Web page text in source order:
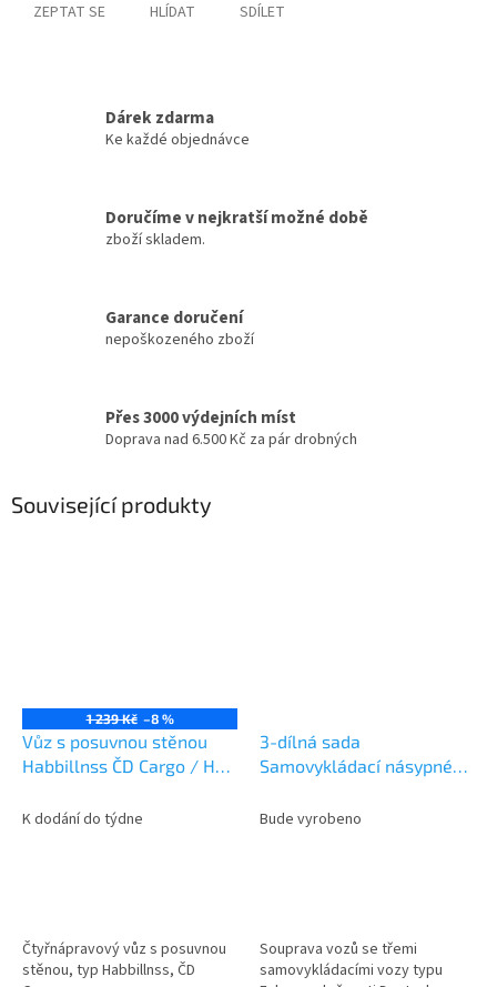
ZEPTAT SE HLÍDAT SDÍLET
Dárek zdarma
Ke každé objednávce
Doručíme v nejkratší možné době
zboží skladem.
Garance doručení
nepoškozeného zboží
Přes 3000 výdejních míst
Doprava nad 6.500 Kč za pár drobných
Související produkty
1 239 Kč –8 %
Vůz s posuvnou stěnou
Habbillnss ČD Cargo / H0
K dodání do týdne
Čtyřnápravový vůz s posuvnou
stěnou, typ Habbillnss, ČD
3-dílná sada
Samovykládací násypné
ROCO 6600135
Bude vyrobeno
Souprava vozů se třemi
samovykládacími vozy typu